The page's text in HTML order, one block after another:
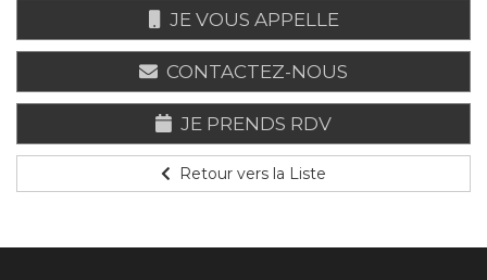
JE VOUS APPELLE
CONTACTEZ-NOUS
JE PRENDS RDV
Retour vers la Liste